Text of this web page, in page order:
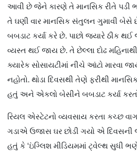
આવી છે જેને કારણે તે માનસિક રીતે પડી
તે ઘણી વાર માનસિક સંતુલન ગુમાવી
બબડાટ કર્યા કરે છે. પાછો જ્યારે ઠીક
વ્યસ્ત થઈ જાય છે. તે છેલ્લા દોઢ
ક્યારેક સોસાયટીમાં નીચે આંટો મારવા
નહોતો. થોડા દિવસથી તેણે ફરીથી
હતું અને એકલો બેસીને બબડાટ કર્યા કરતો
રિયલ એસ્ટેટનો વ્યવસાય કરતા કચ્છ
ગડાએ ઉજાસ ઘર છોડી ગયો એ દિવસની
હતું કે ‘ઇંગ્લિશ મીડિયમમાં ટ્વેલ્થ સુધી